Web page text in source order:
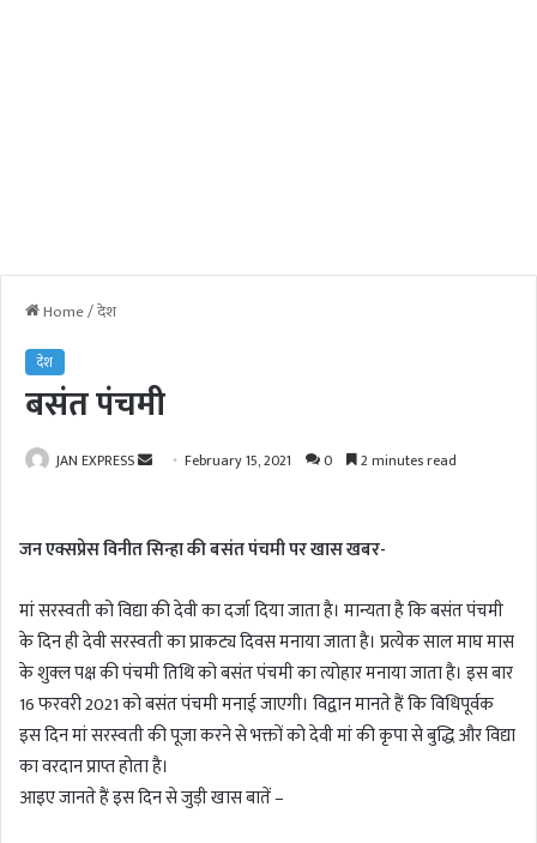
Home/देश
देश
बसंत पंचमी
JAN EXPRESS
d
n
e
m
i
l
February 15, 2021 0 2 minutes read
जन एक्सप्रेस विनीत सिन्हा की बसंत पंचमी पर खास खबर-
मां सरस्वती को विद्या की देवी का दर्जा दिया जाता है। मान्यता है कि बसंत पंचमी
के दिन ही देवी सरस्वती का प्राकट्य दिवस मनाया जाता है। प्रत्येक साल माघ मास
के शुक्ल पक्ष की पंचमी तिथि को बसंत पंचमी का त्योहार मनाया जाता है। इस बार
16 फरवरी 2021 को बसंत पंचमी मनाई जाएगी। विद्वान मानते हैं कि विधिपूर्वक
इस दिन मां सरस्वती की पूजा करने से भक्तों को देवी मां की कृपा से बुद्धि और विद्या
का वरदान प्राप्त होता है।
आइए जानते हैं इस दिन से जुड़ी खास बातें –